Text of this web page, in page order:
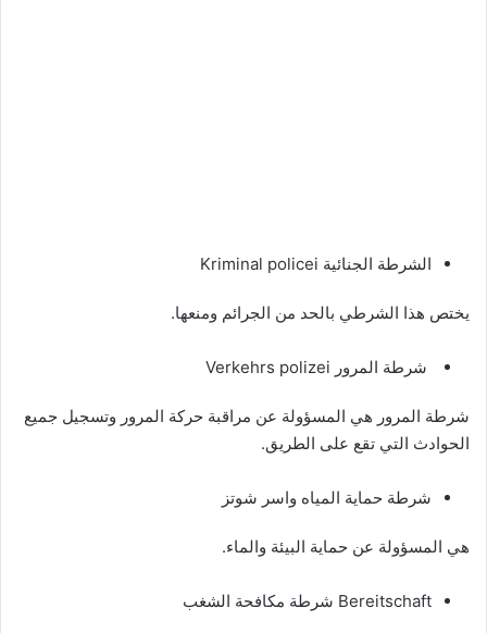
الشرطة الجنائية Kriminal policei
يختص هذا الشرطي بالحد من الجرائم ومنعها.
شرطة المرور Verkehrs polizei
شرطة المرور هي المسؤولة عن مراقبة حركة المرور وتسجيل جميع
الحوادث التي تقع على الطريق.
شرطة حماية المياه واسر شوتز
هي المسؤولة عن حماية البيئة والماء.
Bereitschaft شرطة مكافحة الشغب